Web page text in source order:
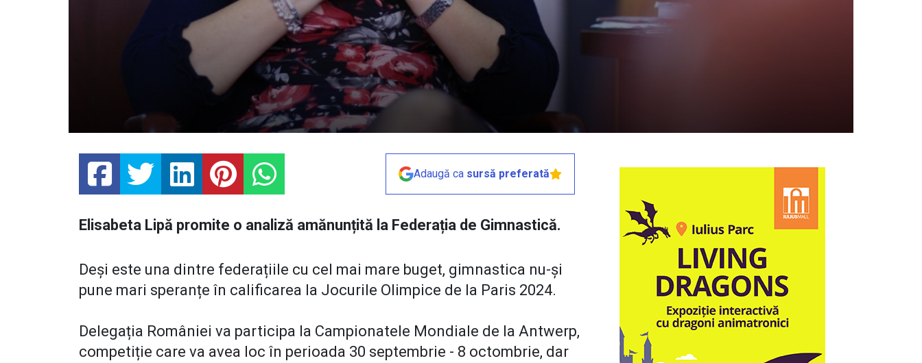
Adaugă ca sursă preferată
Elisabeta Lipă promite o analiză amănunțită la Federația de Gimnastică.
Deși este una dintre federațiile cu cel mai mare buget, gimnastica nu-și
pune mari speranțe în calificarea la Jocurile Olimpice de la Paris 2024.
Delegația României va participa la Campionatele Mondiale de la Antwerp,
competiție care va avea loc în perioada 30 septembrie - 8 octombrie, dar